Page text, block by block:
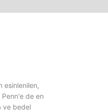
esinlenilen,
Penn'e de en
ve bedel